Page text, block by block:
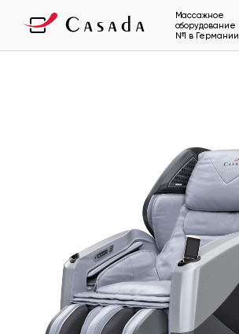
Массажное
оборудование
№1 в Германии